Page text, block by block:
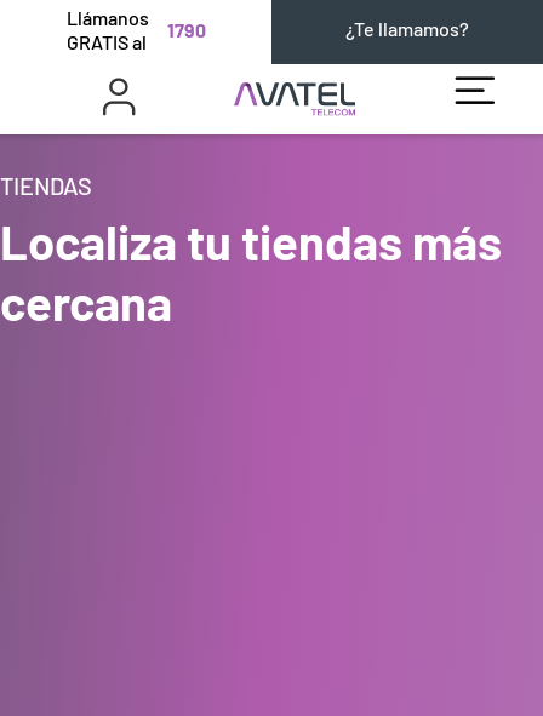
Llámanos
GRATIS al
1790 ¿Te llamamos?
TIENDAS
Localiza tu tiendas más
cercana